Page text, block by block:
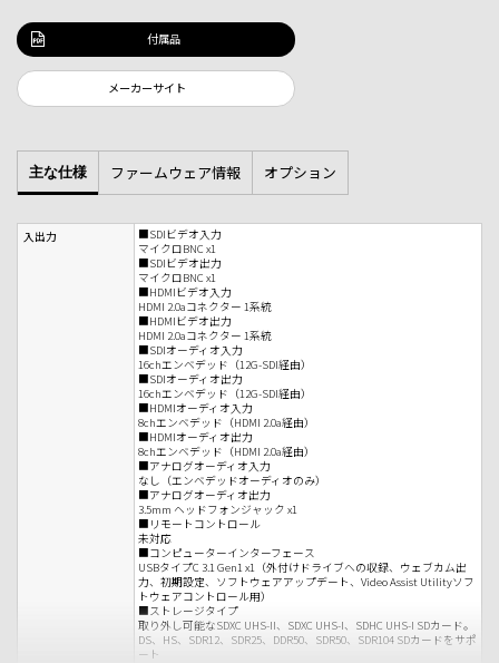
付属品
メーカーサイト
主な仕様 ファームウェア情報 オプション
入出力
■SDIビデオ入力
マイクロBNC x1
■SDIビデオ出力
マイクロBNC x1
■HDMIビデオ入力
HDMI 2.0aコネクター 1系統
■HDMIビデオ出力
HDMI 2.0aコネクター 1系統
■SDIオーディオ入力
16chエンベデッド（12G-SDI経由）
■SDIオーディオ出力
16chエンベデッド（12G-SDI経由）
■HDMIオーディオ入力
8chエンベデッド（HDMI 2.0a経由）
■HDMIオーディオ出力
8chエンベデッド（HDMI 2.0a経由）
■アナログオーディオ入力
なし（エンベデッドオーディオのみ）
■アナログオーディオ出力
3.5mm ヘッドフォンジャック x1
■リモートコントロール
未対応
■コンピューターインターフェース
USBタイプC 3.1 Gen1 x1（外付けドライブへの収録、ウェブカム出
力、初期設定、ソフトウェアアップデート、Video Assist Utilityソフ
トウェアコントロール用）
■ストレージタイプ
取り外し可能なSDXC UHS-II、SDXC UHS-I、SDHC UHS-I SDカード。
DS、HS、SDR12、SDR25、DDR50、SDR50、SDR104 SDカードをサポ
ート